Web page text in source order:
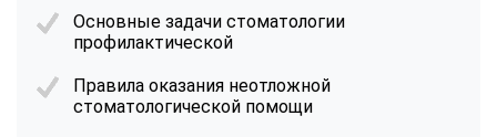
Основные задачи стоматологии
профилактической
Правила оказания неотложной
стоматологической помощи